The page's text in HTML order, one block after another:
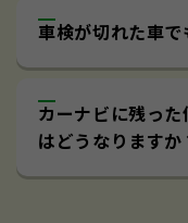
車検が切れた車
カーナビに残った
はどうなりますか